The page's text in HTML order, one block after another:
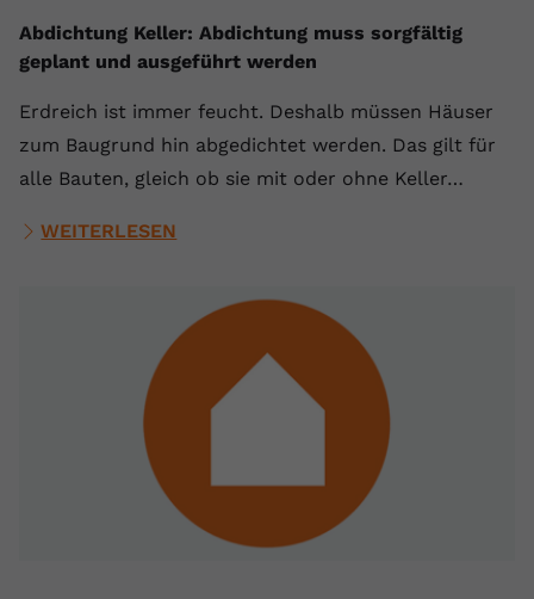
Abdichtung Keller: Abdichtung muss sorgfältig
geplant und ausgeführt werden
Erdreich ist immer feucht. Deshalb müssen Häuser
zum Baugrund hin abgedichtet werden. Das gilt für
alle Bauten, gleich ob sie mit oder ohne Keller…
WEITERLESEN